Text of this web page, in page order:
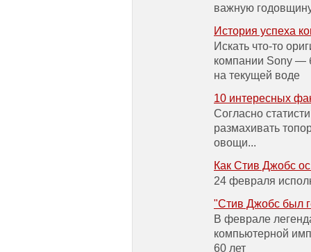
важную
История успеха
Искать что-то
компании Sony —
на текущей воде
10 интересных
Согласно
размахивать
овощи...
Как Стив Джобс
24 февраля
"Стив Джобс был
В феврале
компьютерной
60 лет